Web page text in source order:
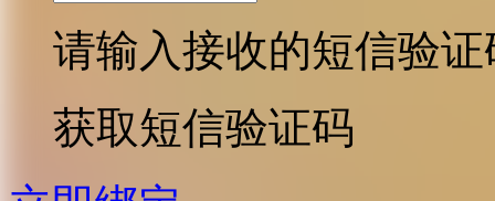
请输入接收的短信验证
获取短信验证码